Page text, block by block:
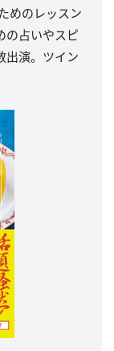
めのレッスン
の占いやスピ
出演。ツイン